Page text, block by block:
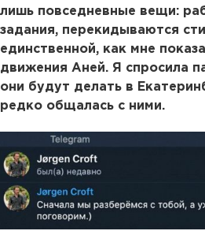
лишь повседневные вещи:
задания, перекидываются
единственной, как мне
движения Аней. Я спросила
они будут делать в
редко общалась с ними.